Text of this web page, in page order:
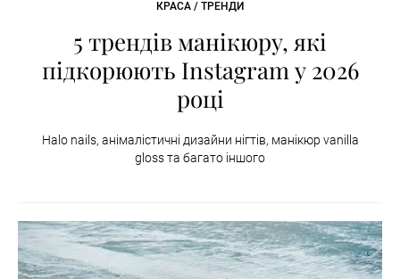
КРАСА / ТРЕНДИ
5 трендів манікюру, які
підкорюють Instagram у 2026
році
Halo nails, анімалістичні дизайни нігтів, манікюр vanilla
gloss та багато іншого